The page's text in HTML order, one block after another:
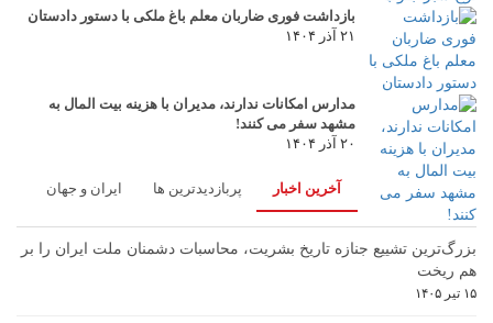
بازداشت فوری ضاربان معلم باغ ملکی با دستور دادستان
۲۱ آذر ۱۴۰۴
مدارس امکانات ندارند، مدیران با هزینه بیت المال به
مشهد سفر می کنند!
۲۰ آذر ۱۴۰۴
آخرین اخبار پربازدیدترین ها ایران و جهان
بزرگ‌ترین تشییع جنازه تاریخ بشریت، محاسبات دشمنان ملت ایران را بر
هم ریخت
۱۵ تیر ۱۴۰۵